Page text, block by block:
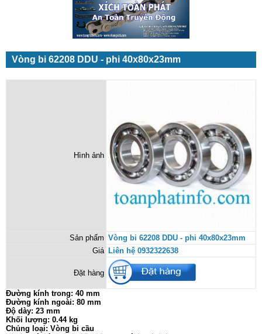
Vòng bi 62208 DDU - phi 40x80x23mm
Hình ảnh
Sản phẩm Vòng bi 62208 DDU - phi 40x80x23mm
Giá Liên hệ 0932322638
Đặt hàng
Đường kính trong: 40 mm
Đường kính ngoài: 80 mm
Độ dày: 23 mm
Khối lượng: 0.44 kg
Chủng loại: Vòng bi cầu